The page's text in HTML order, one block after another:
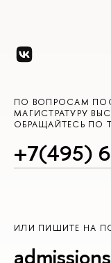
ПО ВОПРОСАМ
МАГИСТРАТУРУ
ОБРАЩАЙТЕСЬ ПО
+7(495)
ИЛИ ПИШИТЕ НА